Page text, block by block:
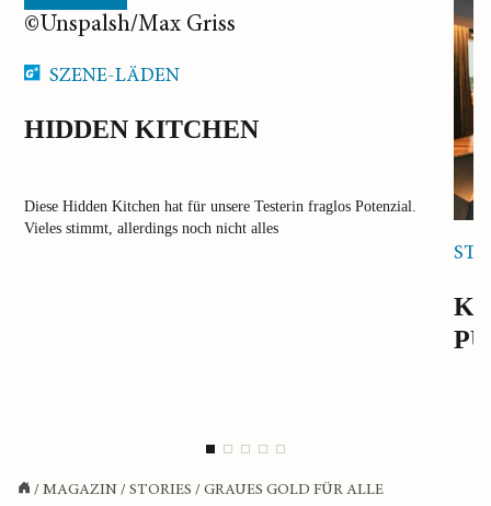
SZENE-LÄDEN
HIDDEN KITCHEN
Diese Hidden Kitchen hat für unsere Testerin fraglos Potenzial.
Vieles stimmt, allerdings noch nicht alles
/ MAGAZIN/ STORIES / GRAUES GOLD FÜR ALLE